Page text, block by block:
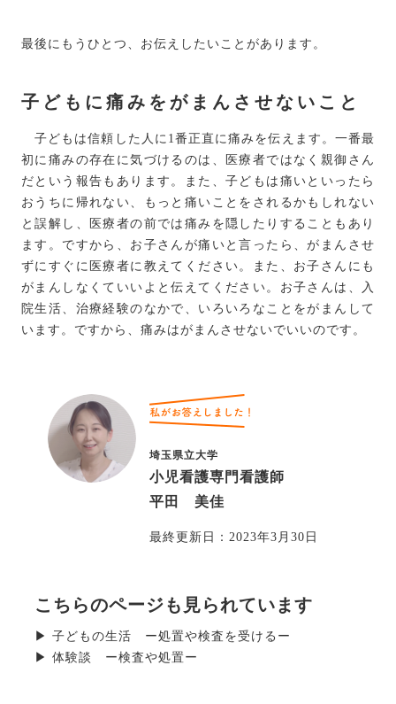
最後にもうひとつ、お伝えしたいことがあります。
子どもに痛みをがまんさせないこと
子どもは信頼した人に1番正直に痛みを伝えます。一番最
初に痛みの存在に気づけるのは、医療者ではなく親御さん
だという報告もあります。また、子どもは痛いといったら
おうちに帰れない、もっと痛いことをされるかもしれない
と誤解し、医療者の前では痛みを隠したりすることもあり
ます。ですから、お子さんが痛いと言ったら、がまんさせ
ずにすぐに医療者に教えてください。また、お子さんにも
がまんしなくていいよと伝えてください。お子さんは、入
院生活、治療経験のなかで、いろいろなことをがまんして
います。ですから、痛みはがまんさせないでいいのです。
埼玉県立大学
小児看護専門看護師
平田 美佳
最終更新日： 2023年3月30日
こちらのページも見られています
▶︎ 子どもの生活 ー処置や検査を受けるー
▶︎ 体験談 ー検査や処置ー